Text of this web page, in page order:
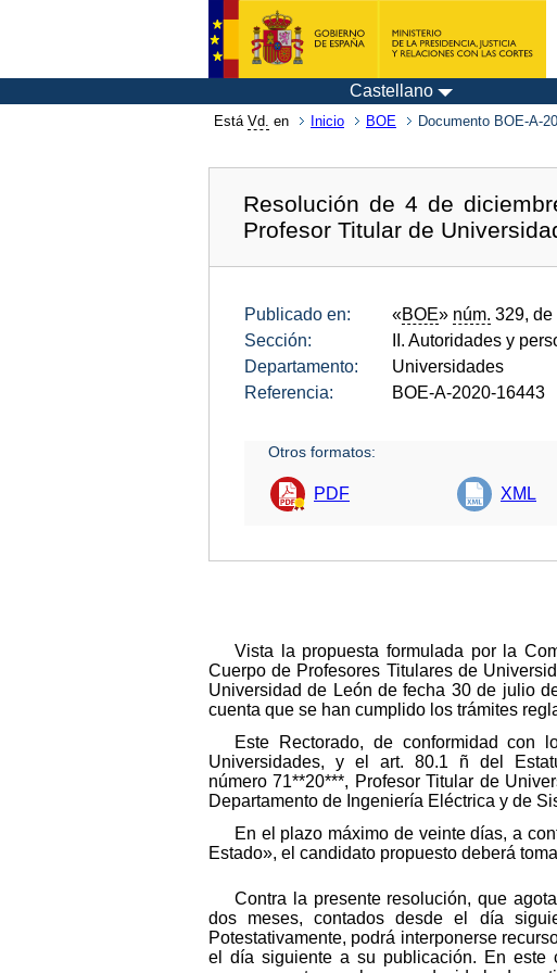
Castellano
Está Vd. en Inicio BOE Documento BOE-A-
Resolución de 4 de
Profesor Titular de
Publicado en: «BOE» núm. 329, de
Sección:
II. Autoridades y
Departamento:
Universidades
Referencia:
BOE-A-2020-16443
Otros formatos:
PDF XML
Vista la propuesta formulada por la
Cuerpo de Profesores Titulares de
Universidad de León de fecha 30 de julio
cuenta que se han cumplido los trámites
Este Rectorado, de conformidad
Universidades, y el art. 80.1 ñ del
número 71**20***, Profesor Titular de
Departamento de Ingeniería Eléctrica y de
En el plazo máximo de veinte días, a
Estado», el candidato propuesto deberá
Contra la presente resolución, que
dos meses, contados desde el día
Potestativamente, podrá interponerse
el día siguiente a su publicación. En este